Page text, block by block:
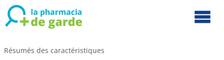
Résumés des caractéristiques